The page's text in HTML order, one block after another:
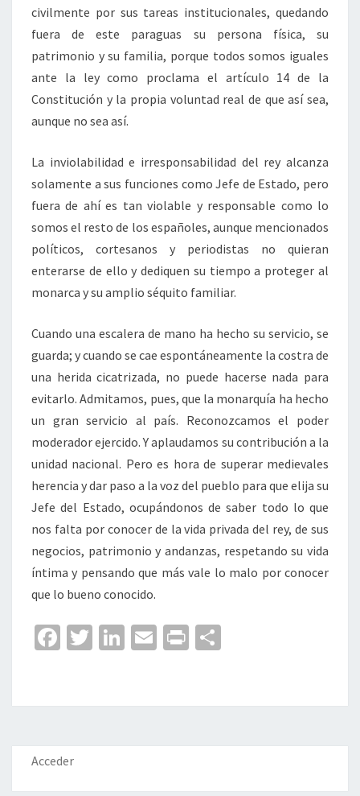
civilmente por sus tareas institucionales, quedando
fuera de este paraguas su persona física, su
patrimonio y su familia, porque todos somos iguales
ante la ley como proclama el artículo 14 de la
Constitución y la propia voluntad real de que así sea,
aunque no sea así.
La inviolabilidad e irresponsabilidad del rey alcanza
solamente a sus funciones como Jefe de Estado, pero
fuera de ahí es tan violable y responsable como lo
somos el resto de los españoles, aunque mencionados
políticos, cortesanos y periodistas no quieran
enterarse de ello y dediquen su tiempo a proteger al
monarca y su amplio séquito familiar.
Cuando una escalera de mano ha hecho su servicio, se
guarda; y cuando se cae espontáneamente la costra de
una herida cicatrizada, no puede hacerse nada para
evitarlo. Admitamos, pues, que la monarquía ha hecho
un gran servicio al país. Reconozcamos el poder
moderador ejercido. Y aplaudamos su contribución a la
unidad nacional. Pero es hora de superar medievales
herencia y dar paso a la voz del pueblo para que elija su
Jefe del Estado, ocupándonos de saber todo lo que
nos falta por conocer de la vida privada del rey, de sus
negocios, patrimonio y andanzas, respetando su vida
íntima y pensando que más vale lo malo por conocer
que lo bueno conocido.
Fa
o
o
k
T
er
Li
dI
n
E
l
Pr
p
ar
Acceder